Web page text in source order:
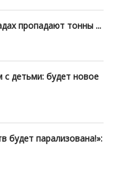
пропадают тонны ...
детьми: будет новое
будет парализована!»: